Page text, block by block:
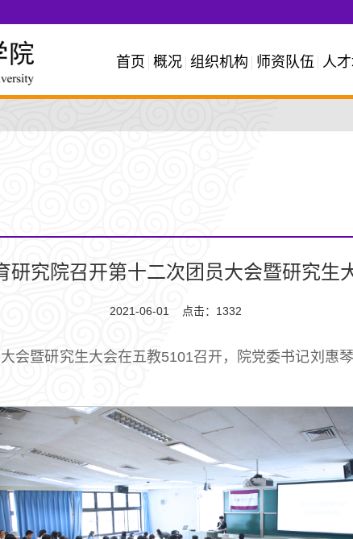
首页 概况 组织机构 师资队伍 人
研究院召开第十二次团员大会暨研究生
2021-06-01 点击： 1332
会暨研究生大会在五教5101召开，院党委书记刘惠